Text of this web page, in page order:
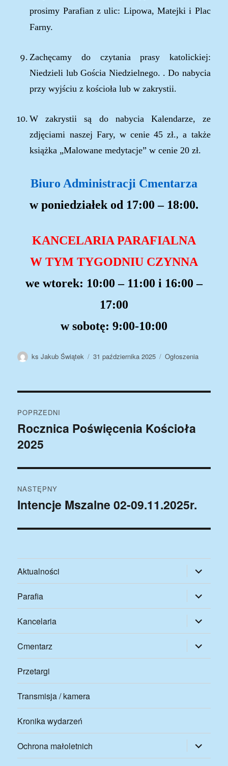
prosimy Parafianz ulic: Lipowa, Matejki i Plac
Farny.
Zachęcamy do czytania prasy katolickiej:
Niedzieli lub Gościa Niedzielnego. . Do nabycia
przy wyjściu z kościoła lub w zakrystii.
W zakrystii są do nabycia Kalendarze, ze
zdjęciami naszej Fary, w cenie 45 zł., a także
książka „Malowane medytacje” w cenie 20 zł.
Biuro Administracji Cmentarza
w poniedziałek od 17:00 – 18:00.
KANCELARIA PARAFIALNA
W TYM TYGODNIU CZYNNA
we wtorek: 10:00 – 11:00 i 16:00 –
17:00
w sobotę: 9:00-10:00
Autor
ks Jakub Świątek
Data
31 października 2025 Kategorie
Ogłoszenia
wpisu
POPRZEDNI
Poprzedni
wpis:
Rocznica Poświęcenia Kościoła
2025
NASTĘPNY
Następny
Intencje Mszalne 02-09.11.2025r.
Aktualności rozwiń
menu
potomne
Parafia
rozwiń
menu
potomne
Kancelaria
rozwiń
menu
potomne
Cmentarz
rozwiń
menu
potomne
Przetargi
Transmisja / kamera
Kronika wydarzeń
Ochrona małoletnich rozwiń
menu
potomne